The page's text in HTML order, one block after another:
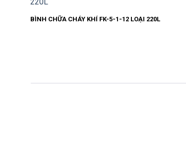
BÌNH CHỮA CHÁY KHÍ FK-5-1-12 LOẠI 220L